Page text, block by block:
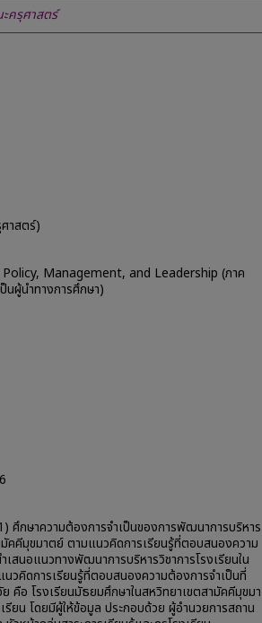
ครุศาสตร์
าสตร์)
Management, and Leadership (ภาค
นผู้นำทางการศึกษา)
ศึกษาความต้องการจำเป็นของการพัฒนาการบริหาร
มัคคีมุขมาตย์ ตามแนวคิดการเรียนรู้ที่ตอบสนองความ
สนอแนวทางพัฒนาการบริหารวิชาการโรงเรียนใน
วคิดการเรียนรู้ที่ตอบสนองความต้องการจำเป็นที่
คือ โรงเรียนมัธยมศึกษาในสหวิทยาเขตสามัคคีมุขมา
ยน โดยมีผู้ให้ข้อมูล ประกอบด้วย ผู้อำนวยการสถาน